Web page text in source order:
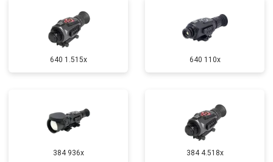
640 1.515x 640 110x
384 936x 384 4.518x